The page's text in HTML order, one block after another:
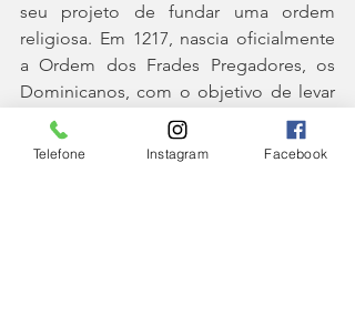
seu projeto de fundar uma ordem
religiosa. Em 1217, nascia oficialmente
a Ordem dos Frades Pregadores, os
Dominicanos, com o objetivo de levar
o Evangelho ao mundo com zelo e
paixão.
Telefone Instagram Facebook